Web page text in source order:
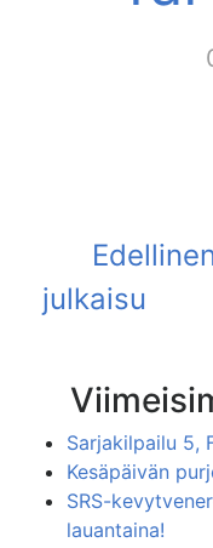
Sarjakilpailu 5,
Kesäpäivän
SRS-
lauantaina!